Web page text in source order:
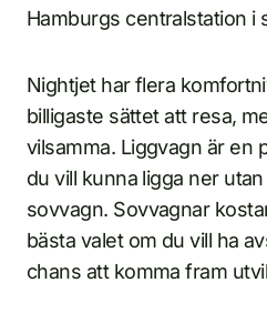
Hamburgs centralstation i
Nightjet har flera
billigaste sättet att resa,
vilsamma. Liggvagn är en
du vill kunna ligga ner
sovvagn. Sovvagnar
bästa valet om du vill ha
chans att komma fram